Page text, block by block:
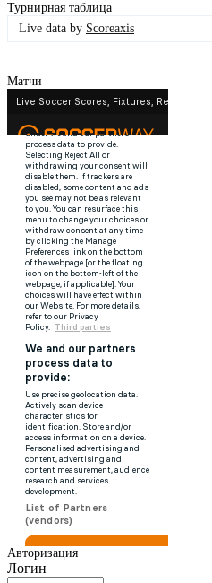
Турнирная таблица
Live data by Scoreaxis
Матчи
Авторизация
Логин